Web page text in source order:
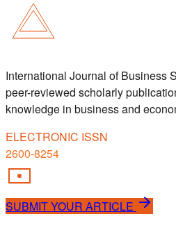
International Journal of Business
peer-reviewed scholarly
knowledge in business and
ELECTRONIC ISSN
2600-8254
SUBMIT YOUR ARTICLE